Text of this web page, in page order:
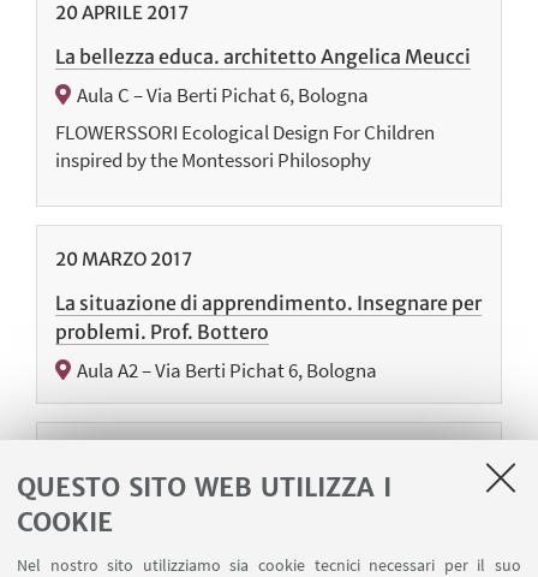
QUESTO SITO WEB UTILIZZA I
COOKIE
Nel nostro sito utilizziamo sia cookie tecnici necessari per il suo
20APRILE 2017
La bellezza educa. architetto Angelica Meucci
Aula C – Via Berti Pichat 6, Bologna
FLOWERSSORI Ecological Design For Children
inspired by the Montessori Philosophy
20 MARZO 2017
La situazione di apprendimento. Insegnare per
problemi. Prof. Bottero
Aula A2 – Via Berti Pichat 6, Bologna
Una scuola per la vita, un lavoro per la vita
Chiaravalle, Ancona, Italia